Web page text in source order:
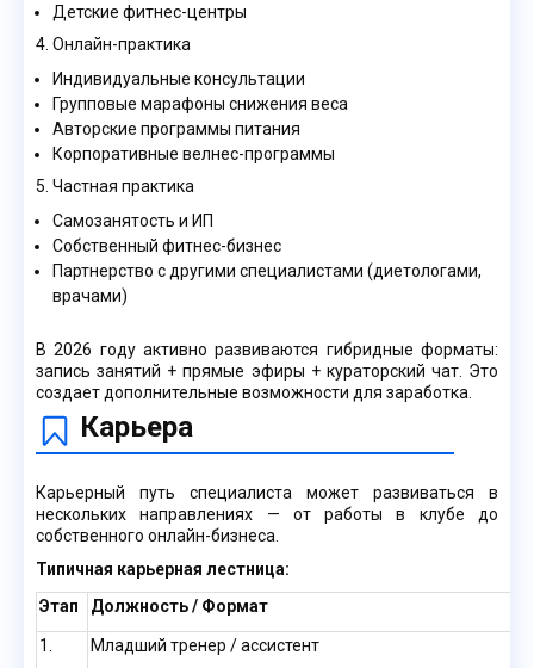
Детские фитнес-центры
4. Онлайн-практика
Индивидуальные консультации
Групповые марафоны снижения веса
Авторские программы питания
Корпоративные велнес-программы
5. Частная практика
Самозанятость и ИП
Собственный фитнес-бизнес
Партнерство с другими специалистами (диетологами,
врачами)
В 2026 году активно развиваются гибридные форматы:
запись занятий + прямые эфиры + кураторский чат. Это
создает дополнительные возможности для заработка.
Карьера
Карьерный путь специалиста может развиваться в
нескольких направлениях — от работы в клубе до
собственного онлайн-бизнеса.
Типичная карьерная лестница:
Этап
Должность / Формат
1. Младший тренер / ассистент